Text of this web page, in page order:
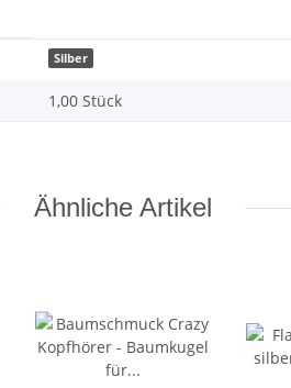
Silber
1,00 Stück
Ähnliche Artikel